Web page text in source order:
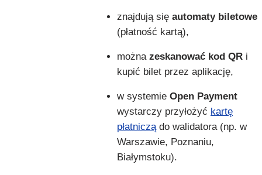
znajdują się automaty biletowe
(płatność kartą),
można zeskanować kod QR i
kupić bilet przez aplikację,
w systemie Open Payment
wystarczy przyłożyć kartę
płatnicządo walidatora (np. w
Warszawie, Poznaniu,
Białymstoku).